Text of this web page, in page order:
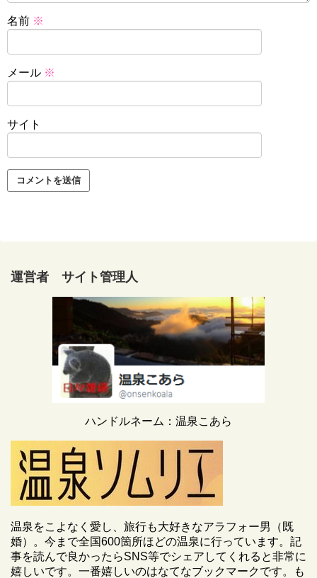
名前 ※
メール ※
サイト
運営者 サイト管理人
ハンドルネーム：温泉こあら
温泉をこよなく愛し、旅行も大好きなアラフォー男（既
婚）。今まで全国600箇所ほどの温泉に行っています。記
事を読んで良かったらSNS等でシェアしてくれると非常に
嬉しいです。一番嬉しいのはなてなブックマークです。も